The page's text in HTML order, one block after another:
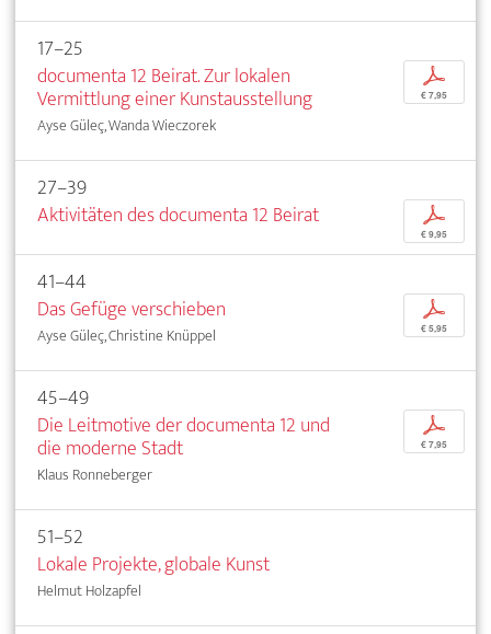
17–25
documenta 12 Beirat. Zur lokalen
Vermittlung einer Kunstausstellung
Ayse Güleç, Wanda Wieczorek
p
€ 7,95
27–39
Aktivitäten des documenta 12 Beirat
p
€ 9,95
41–44
Das Gefüge verschieben
Ayse Güleç, Christine Knüppel
p
€ 5,95
45–49
Die Leitmotive der documenta 12 und
die moderne Stadt
Klaus Ronneberger
p
€ 7,95
51–52
Lokale Projekte, globale Kunst
Helmut Holzapfel